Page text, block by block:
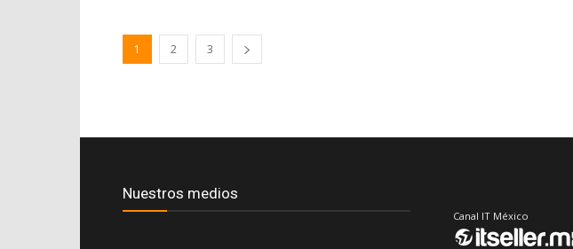
1 2 3
Nuestros medios
Canal IT México